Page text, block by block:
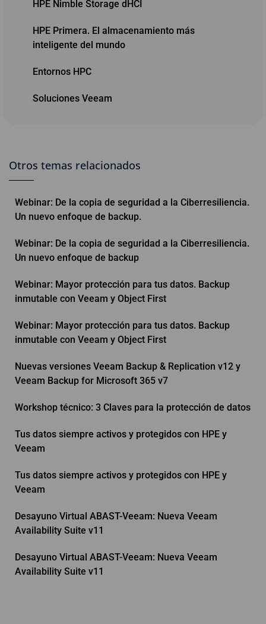
HPE Nimble Storage dHCI
HPE Primera. El almacenamiento más
inteligente del mundo
Entornos HPC
Soluciones Veeam
Otros temas relacionados
Webinar: De la copia de seguridad a la Ciberresiliencia.
Un nuevo enfoque de backup.
Webinar: De la copia de seguridad a la Ciberresiliencia.
Un nuevo enfoque de backup
Webinar: Mayor protección para tus datos. Backup
inmutable con Veeam y Object First
Webinar: Mayor protección para tus datos. Backup
inmutable con Veeam y Object First
Nuevas versiones Veeam Backup & Replication v12 y
Veeam Backup for Microsoft 365 v7
Workshop técnico: 3 Claves para la protección de datos
Tus datos siempre activos y protegidos con HPE y
Veeam
Tus datos siempre activos y protegidos con HPE y
Veeam
Desayuno Virtual ABAST-Veeam: Nueva Veeam
Availability Suite v11
Desayuno Virtual ABAST-Veeam: Nueva Veeam
Availability Suite v11